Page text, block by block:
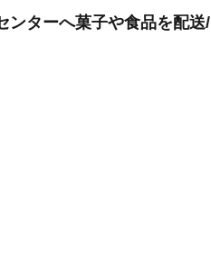
ンターへ菓子や食品を配送/